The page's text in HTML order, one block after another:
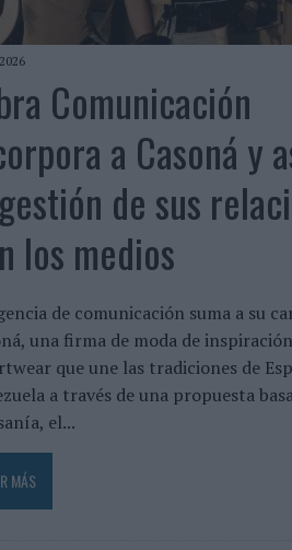
Comunicación
a Casoná y
de sus
los medios
de comunicación suma a su
una firma de moda de inspiración
que une las tradiciones de
a través de una propuesta
el...
MÁS